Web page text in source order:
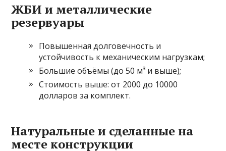
ЖБИ и металлические
резервуары
Повышенная долговечность и
устойчивость к механическим нагрузкам;
Большие объёмы (до 50 м³ и выше);
Стоимость выше: от 2000 до 10000
долларов за комплект.
Натуральные и сделанные на
месте конструкции